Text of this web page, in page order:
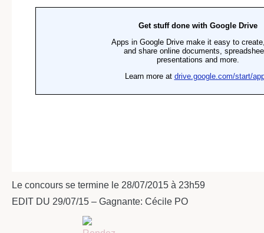
Le concours se termine le 28/07/2015 à 23h59
EDIT DU 29/07/15 – Gagnante: Cécile PO